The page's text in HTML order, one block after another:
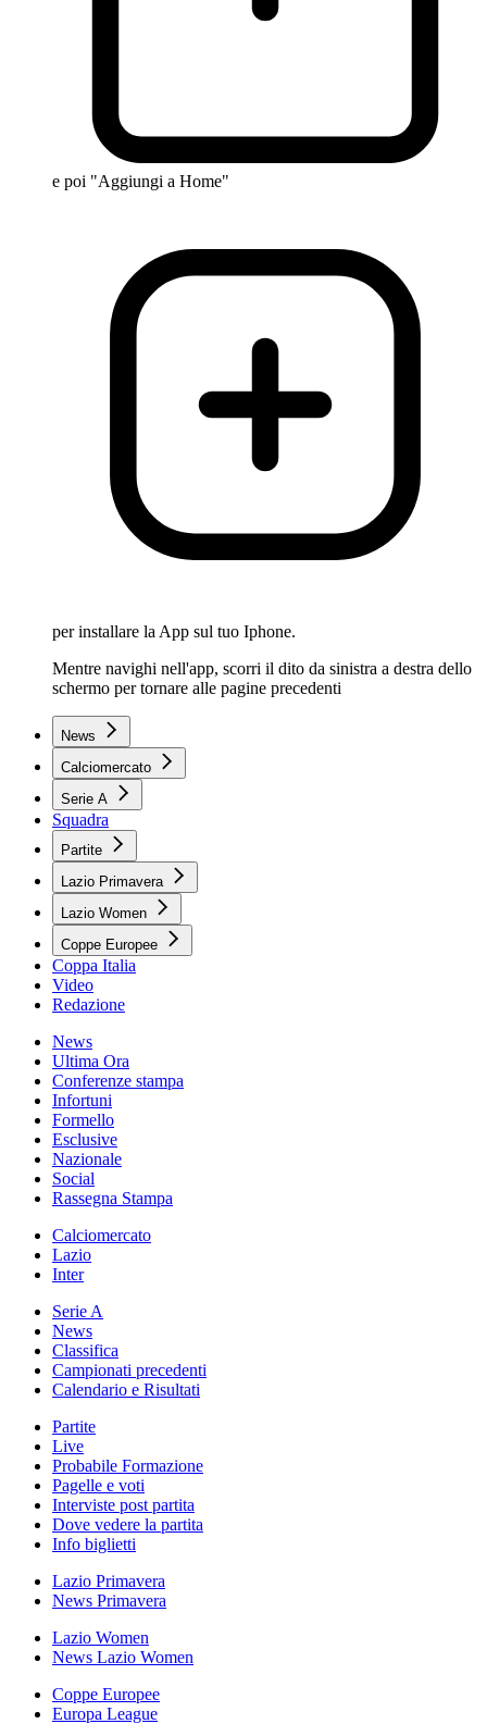
e poi "Aggiungi a Home"
per installare la App sul tuo Iphone.
Mentre navighi nell'app, scorri il dito da sinistra a destra dello
schermo per tornare alle pagine precedenti
News
Calciomercato
Serie A
Squadra
Partite
Lazio Primavera
Lazio Women
Coppe Europee
Coppa Italia
Video
Redazione
News
Ultima Ora
Conferenze stampa
Infortuni
Formello
Esclusive
Nazionale
Social
Rassegna Stampa
Calciomercato
Lazio
Inter
Serie A
News
Classifica
Campionati precedenti
Calendario e Risultati
Partite
Live
Probabile Formazione
Pagelle e voti
Interviste post partita
Dove vedere la partita
Info biglietti
Lazio Primavera
News Primavera
Lazio Women
News Lazio Women
Coppe Europee
Europa League